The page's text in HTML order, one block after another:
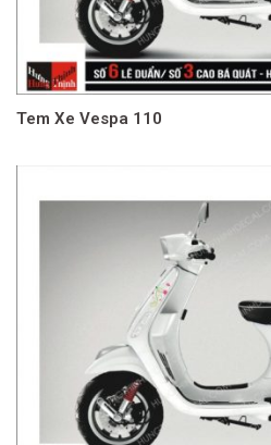
Tem Xe Vespa 110